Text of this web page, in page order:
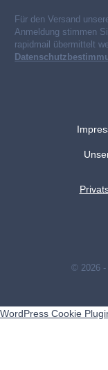
Für den Versand
Anmeldung stimmen
rapidmail übermittelt
© 2026 -
WordPress Cookie